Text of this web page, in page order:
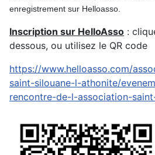
enregistrement sur Helloasso.
Inscription sur HelloAsso :
dessous, ou utilisez le QR code
https://www.helloasso.com/
saint-silouane-l-athonite/
rencontre-de-l-association-